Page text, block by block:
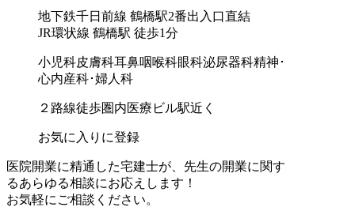
地下鉄千日前線 鶴橋駅2番出入口直結
JR環状線 鶴橋駅 徒歩1分
小児科皮膚科耳鼻咽喉科眼科泌尿器科精神･
心内産科･婦人科
２路線徒歩圏内医療ビル駅近く
お気に入りに登録
医院開業に精通した宅建士が、 先生の開業に関す
るあらゆる相談にお応えします！
お気軽にご相談ください。